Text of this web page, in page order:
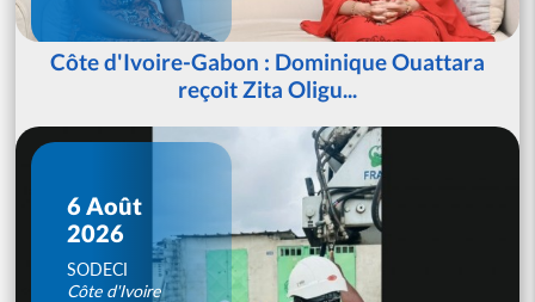
Côte d'Ivoire-Gabon : Dominique Ouattara
reçoit Zita Oligu...
6 Août
2026
SODECI
Côte d'Ivoire